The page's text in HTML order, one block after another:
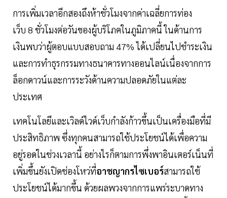
การเพิ่มเวลาอีกสองถึงห้าชั่วโมงจากค่าเฉลี่ยการท่อง
เว็บ 8 ชั่วโมงต่อวันของผู้บริโภคในภูมิภาคนี้ ในด้านการ
เงินพบว่าผู้ตอบแบบสอบถาม 47% ได้เปลี่ยนไปชำระเงิน
และการทำธุรกรรมทางธนาคารทางออนไลน์เนื่องจากการ
ล็อกดาวน์และการระวังด้านความปลอดภัยในแต่ละ
ประเทศ
เทคโนโลยีและเวิลด์ไวด์เว็บกำลังก้าวขึ้นเป็นเครื่องมือที่มี
ประสิทธิภาพ ซึ่งทุกคนสามารถใช้ประโยชน์ได้เพื่อความ
อยู่รอดในช่วงเวลานี้ อย่างไรก็ตามการพึ่งพาอินเตอร์เน็นที่
เพิ่มขึ้นยังเปิดช่องโหว่ที่อาชญากรไซเบอร์สามารถใช้
ประโยชน์ได้มากขึ้น ด้วยผลพวงจากการแพร่ระบาดทาง